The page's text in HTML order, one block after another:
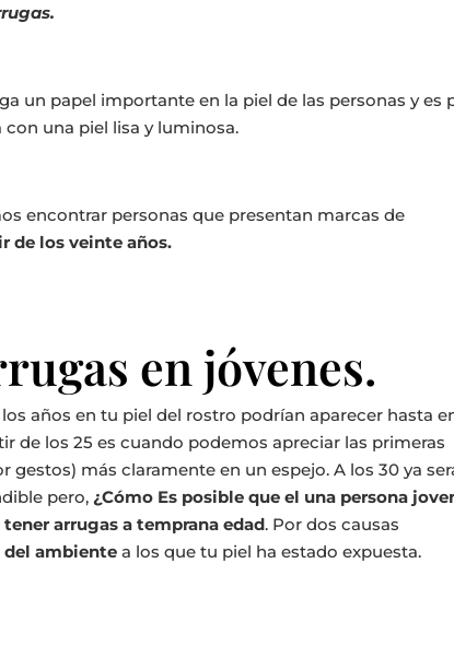
un papel importante en la piel de las personas y es
una piel lisa y luminosa.
encontrar personas que presentan marcas de
de los veinte años.
en jóvenes.
años en tu piel del rostro podrían aparecer hasta
de los 25 es cuando podemos apreciar las primeras
más claramente en un espejo. A los 30 ya
pero, ¿Cómo Es posible que el una persona
tener arrugas a temprana edad. Por dos causas
del ambiente a los que tu piel ha estado expuesta.